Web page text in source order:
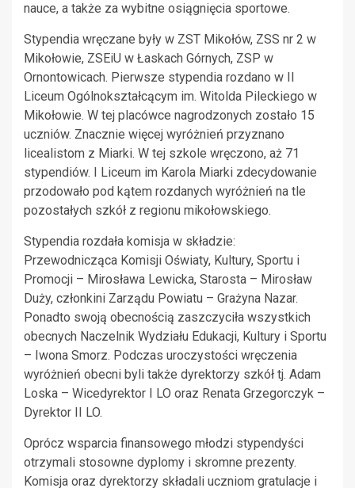
nauce, a także za wybitne osiągnięcia sportowe.
Stypendia wręczane były w ZST Mikołów, ZSS nr 2 w
Mikołowie, ZSEiU w Łaskach Górnych, ZSP w
Ornontowicach. Pierwsze stypendia rozdano w II
Liceum Ogólnokształcącym im. Witolda Pileckiego w
Mikołowie. W tej placówce nagrodzonych zostało 15
uczniów. Znacznie więcej wyróżnień przyznano
licealistom z Miarki. W tej szkole wręczono, aż 71
stypendiów. I Liceum im Karola Miarki zdecydowanie
przodowało pod kątem rozdanych wyróżnień na tle
pozostałych szkół z regionu mikołowskiego.
Stypendia rozdała komisja w składzie:
Przewodnicząca Komisji Oświaty, Kultury, Sportu i
Promocji – Mirosława Lewicka, Starosta – Mirosław
Duży, członkini Zarządu Powiatu – Grażyna Nazar.
Ponadto swoją obecnością zaszczyciła wszystkich
obecnych Naczelnik Wydziału Edukacji, Kultury i Sportu
– Iwona Smorz. Podczas uroczystości wręczenia
wyróżnień obecni byli także dyrektorzy szkół tj. Adam
Loska – Wicedyrektor I LO oraz Renata Grzegorczyk –
Dyrektor II LO.
Oprócz wsparcia finansowego młodzi stypendyści
otrzymali stosowne dyplomy i skromne prezenty.
Komisja oraz dyrektorzy składali uczniom gratulacje i